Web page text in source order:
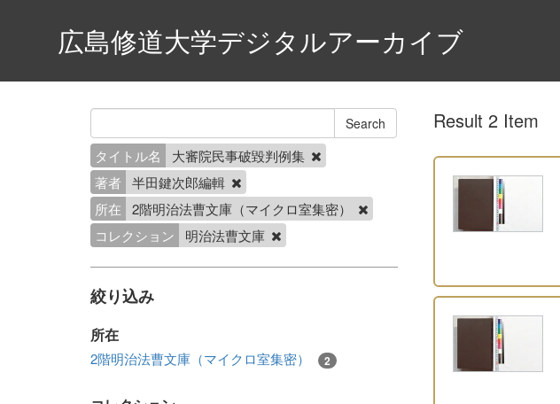
広島修道大学デジタルアーカイブ
タイトル名
大審院民事破毀判例集
著者
半田鍵次郎編輯
所在
2階明治法曹文庫（マイクロ室集密）
コレクション
明治法曹文庫
絞り込み
所在
2階明治法曹文庫（マイクロ室集密） 2
Result 2 Item